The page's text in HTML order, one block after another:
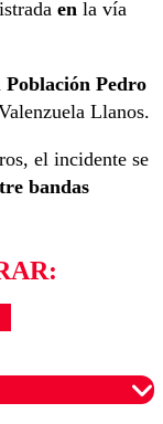
en la vía
Población Pedro
Llanos.
el incidente se
bandas